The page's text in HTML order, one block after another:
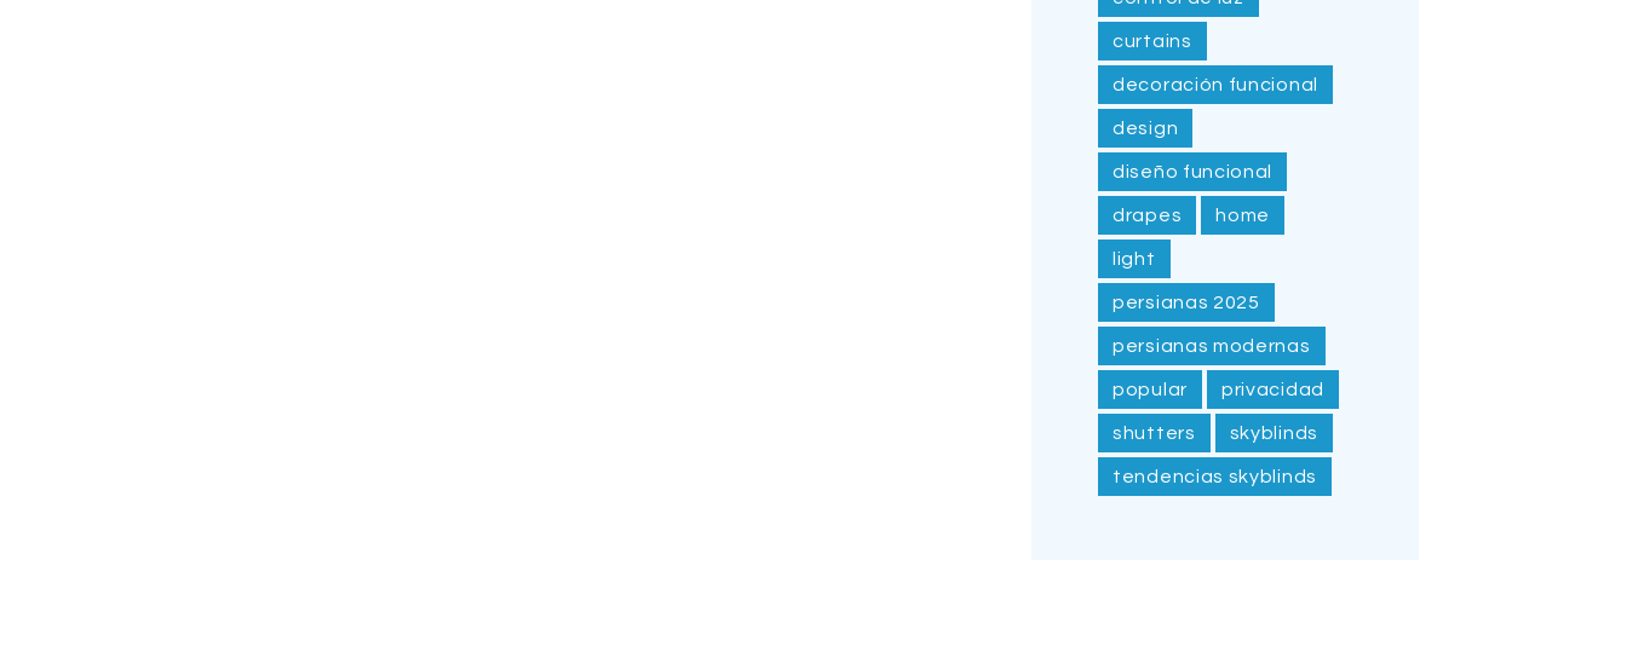
curtains
decoración funcional
design
diseño funcional
drapes home
light
persianas 2025
persianas modernas
popular privacidad
shutters skyblinds
tendencias skyblinds